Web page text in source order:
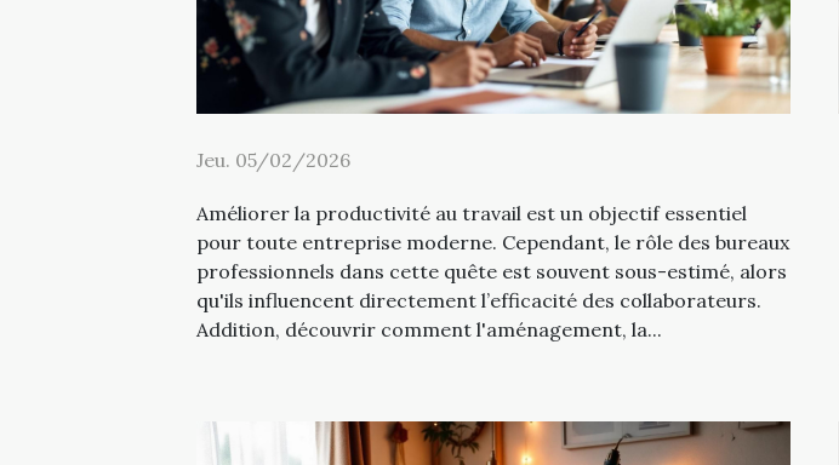
Jeu. 05/02/2026
Améliorer la productivité au travail est un objectif essentiel
pour toute entreprise moderne. Cependant, le rôle des bureaux
professionnels dans cette quête est souvent sous-estimé, alors
qu'ils influencent directement l’efficacité des collaborateurs.
Addition, découvrir comment l'aménagement, la...